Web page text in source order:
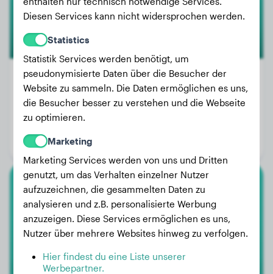
Gewicht:
6 kg
Alter:
Geschlecht:
Cane Corso
Tommie
Diesen Services kann nicht widersprochen werden.
Statistics
Statistik Services werden benötigt, um
pseudonymisierte Daten über die Besucher der
Website zu sammeln. Die Daten ermöglichen es uns,
die Besucher besser zu verstehen und die Webseite
zu optimieren.
Marketing
Marketing Services werden von uns und Dritten
genutzt, um das Verhalten einzelner Nutzer
aufzuzeichnen, die gesammelten Daten zu
analysieren und z.B. personalisierte Werbung
anzuzeigen. Diese Services ermöglichen es uns,
Nutzer über mehrere Websites hinweg zu verfolgen.
Hier findest du eine Liste unserer
Werbepartner.